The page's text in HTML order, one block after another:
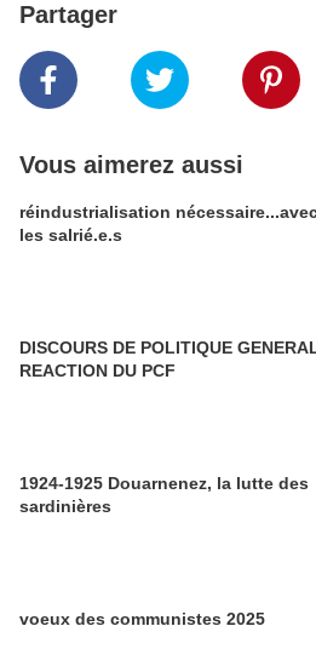
Partager
Vous aimerez aussi
réindustrialisation
les salrié.e.s
DISCOURS DE POLITIQUE
REACTION DU PCF
1924-1925 Douarnenez, la lutte des
sardinières
voeux des communistes 2025